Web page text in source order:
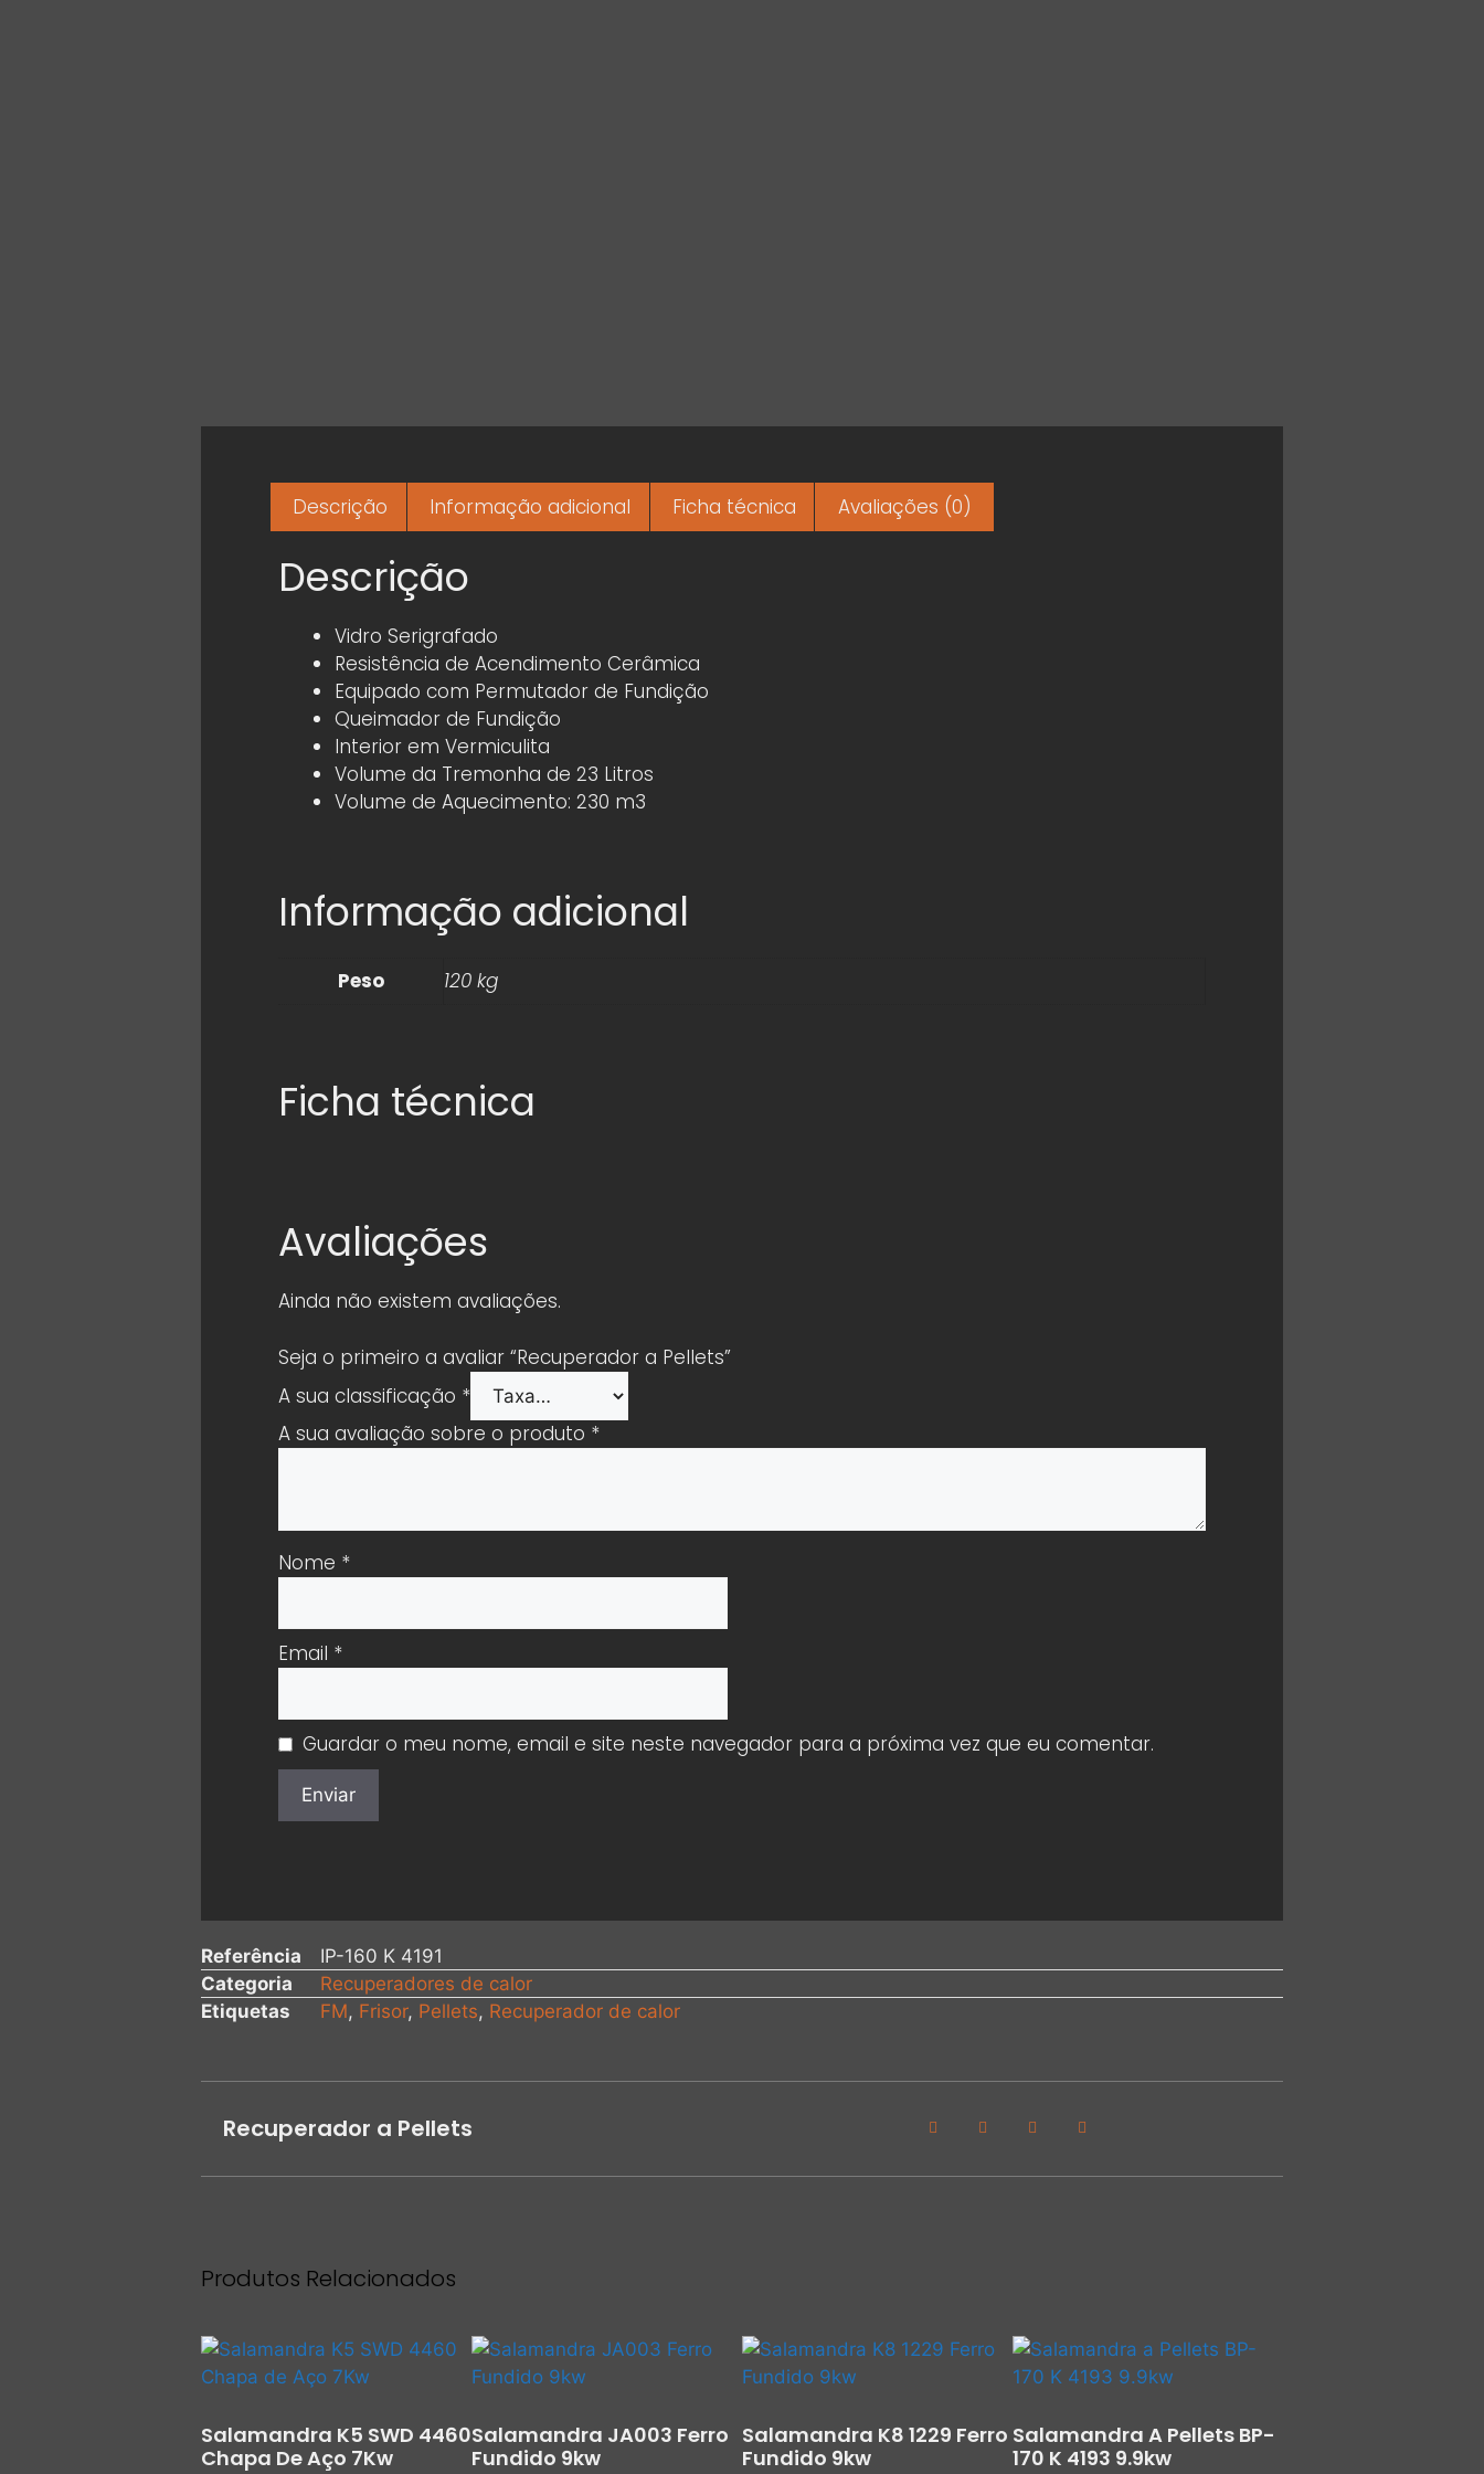
Descrição Informação adicional Ficha técnica Avaliações (0)
Descrição
Vidro Serigrafado
Resistência de Acendimento Cerâmica
Equipado com Permutador de Fundição
Queimador de Fundição
Interior em Vermiculita
Volume da Tremonha de 23 Litros
Volume de Aquecimento: 230 m3
Informação adicional
Peso 120 kg
Ficha técnica
Avaliações
Ainda não existem avaliações.
Seja o primeiro a avaliar “Recuperador a Pellets”
A sua classificação *
A sua avaliação sobre o produto *
Nome *
Email *
Guardar o meu nome, email e site neste navegador para a próxima vez que eu comentar.
Referência
IP-160 K 4191
Categoria
Recuperadores de calor
Etiquetas
FM, Frisor, Pellets, Recuperador de calor
Recuperador a Pellets
Produtos Relacionados
Salamandra K5 SWD 4460
Chapa De Aço 7Kw
Salamandra JA003 Ferro
Fundido 9kw
Salamandra K8 1229 Ferro
Fundido 9kw
Salamandra A Pellets BP-
170 K 4193 9.9kw